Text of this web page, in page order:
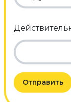
Отправить